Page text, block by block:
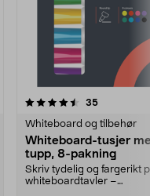
35
Whiteboard og tilbehør
Whiteboard-tusjer
tupp, 8-pakning
Skriv tydelig og fargerikt
whiteboardtavler –
4.0 av 5 stjerner